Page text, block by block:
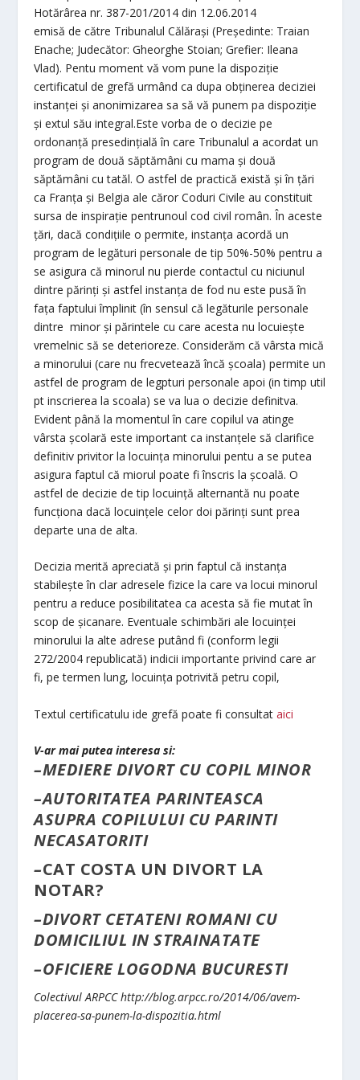
Hotărârea nr. 387-201/2014 din 12.06.2014
emisă de către Tribunalul Călăraşi (Președinte: Traian
Enache; Judecător: Gheorghe Stoian; Grefier: Ileana
Vlad). Pentu moment vă vom pune la dispoziție
certificatul de grefă urmând ca dupa obținerea deciziei
instanței și anonimizarea sa să vă punem pa dispoziție
și extul său integral.Este vorba de o decizie pe
ordonanţă presedinţială în care Tribunalul a acordat un
program de două săptămâni cu mama şi două
săptămâni cu tatăl. O astfel de practică există şi în ţări
ca Franţa şi Belgia ale căror Coduri Civile au constituit
sursa de inspiraţie pentrunoul cod civil român. În aceste
ţări, dacă condiţiile o permite, instanţa acordă un
program de legături personale de tip 50%-50% pentru a
se asigura că minorul nu pierde contactul cu niciunul
dintre părinți și astfel instanța de fod nu este pusă în
fața faptului împlinit (în sensul că legăturile personale
dintre minor și părintele cu care acesta nu locuiește
vremelnic să se deterioreze. Considerăm că vârsta mică
a minorului (care nu frecvetează încă şcoala) permite un
astfel de program de legpturi personale apoi (in timp util
pt inscrierea la scoala) se va lua o decizie definitva.
Evident până la momentul în care copilul va atinge
vârsta şcolară este important ca instanţele să clarifice
definitiv privitor la locuinţa minorului pentu a se putea
asigura faptul că miorul poate fi înscris la şcoală. O
astfel de decizie de tip locuinţă alternantă nu poate
funcţiona dacă locuinţele celor doi părinţi sunt prea
departe una de alta.
Decizia merită apreciată şi prin faptul că instanţa
stabileşte în clar adresele fizice la care va locui minorul
pentru a reduce posibilitatea ca acesta să fie mutat în
scop de şicanare. Eventuale schimbări ale locuinţei
minorului la alte adrese putând fi (conform legii
272/2004 republicată) indicii importante privind care ar
fi, pe termen lung, locuinţa potrivită petru copil,
Textul certificatulu ide grefă poate fi consultataici
V-ar mai putea interesa si:
–MEDIERE DIVORT CU COPIL MINOR
–AUTORITATEA PARINTEASCA
ASUPRA COPILULUI CU PARINTI
NECASATORITI
–CAT COSTA UN DIVORT LA
NOTAR?
–DIVORT CETATENI ROMANI CU
DOMICILIUL IN STRAINATATE
–OFICIERE LOGODNA BUCURESTI
Colectivul ARPCC http://blog.arpcc.ro/2014/06/avem-
placerea-sa-punem-la-dispozitia.html